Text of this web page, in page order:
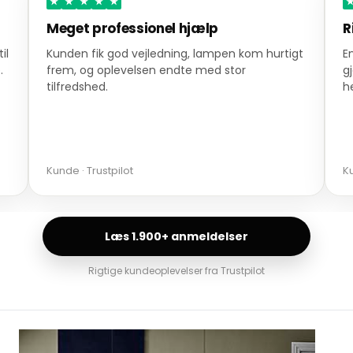
Meget professionel hjælp
Kunden fik god vejledning, lampen kom hurtigt
frem, og oplevelsen endte med stor
tilfredshed.
Kunde · Trustpilot
Læs 1.900+ anmeldelser
Rigtige kundeoplevelser fra Trustpilot